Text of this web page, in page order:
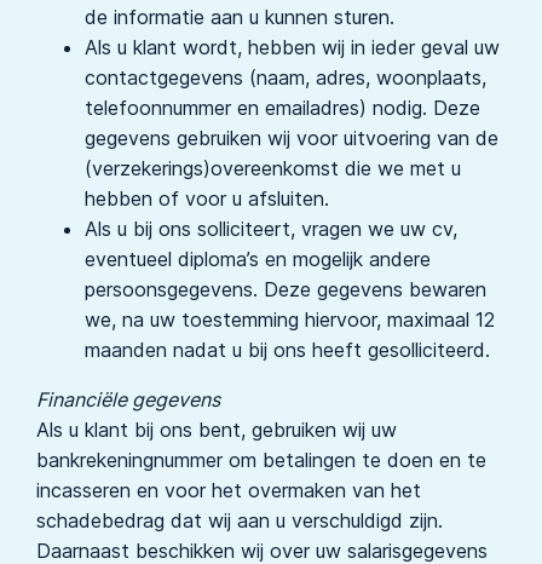
de informatie aan u kunnen sturen.
Als u klant wordt, hebben wij in ieder geval uw
contactgegevens (naam, adres, woonplaats,
telefoonnummer en emailadres) nodig. Deze
gegevens gebruiken wij voor uitvoering van de
(verzekerings)overeenkomst die we met u
hebben of voor u afsluiten.
Als u bij ons solliciteert, vragen we uw cv,
eventueel diploma’s en mogelijk andere
persoonsgegevens. Deze gegevens bewaren
we, na uw toestemming hiervoor, maximaal 12
maanden nadat u bij ons heeft gesolliciteerd.
Financiële gegevens
Als u klant bij ons bent, gebruiken wij uw
bankrekeningnummer om betalingen te doen en te
incasseren en voor het overmaken van het
schadebedrag dat wij aan u verschuldigd zijn.
Daarnaast beschikken wij over uw salarisgegevens